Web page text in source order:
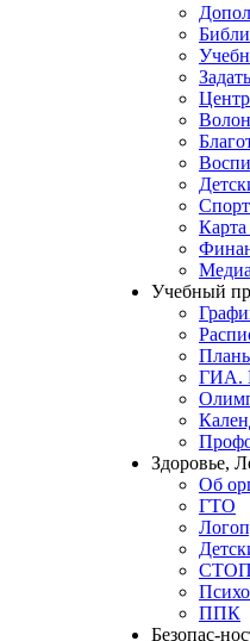
Карта
Учебный
ГИА.
Здоровье,
Об
ГТО
СТОП
ППК
Безопас-